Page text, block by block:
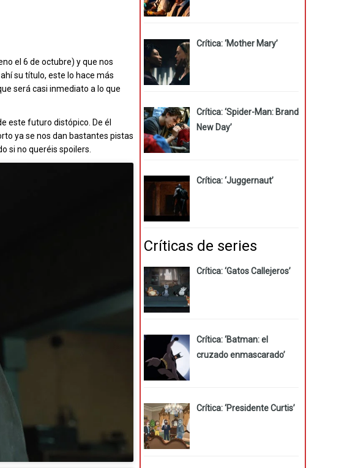
el 6 de octubre) y que nos
su título, este lo hace más
será casi inmediato a lo que
este futuro distópico. De él
ya se nos dan bastantes pistas
si no queréis spoilers.
Crítica: ‘Mother Mary’
Crítica: ‘Spider-Man: Brand
New Day’
Crítica: ‘Juggernaut’
Críticas de series
Crítica: ‘Gatos Callejeros’
Crítica: ‘Batman: el
cruzado enmascarado’
Crítica: ‘Presidente Curtis’